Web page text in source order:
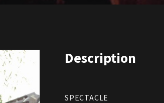
Description
SPECTACLE